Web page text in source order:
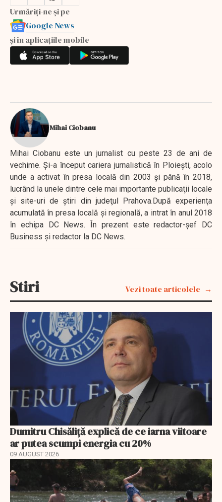
Urmăriți-ne și pe
Google News
și în aplicațiile mobile
Mihai Ciobanu
Mihai Ciobanu este un jurnalist cu peste 23 de ani de
vechime. Şi-a început cariera jurnalistică în Ploieşti, acolo
unde a activat în presa locală din 2003 şi până în 2018,
lucrând la unele dintre cele mai importante publicaţii locale
şi site-uri de ştiri din judeţul Prahova.După experienţa
acumulată în presa locală şi regională, a intrat în anul 2018
în echipa DC News. În prezent este redactor-şef DC
Business şi redactor la DC News.
Stiri Vezi toate articolele
Dumitru Chisăliță explică de ce iarna viitoare
ar putea scumpi energia cu 20%
09 AUGUST 2026